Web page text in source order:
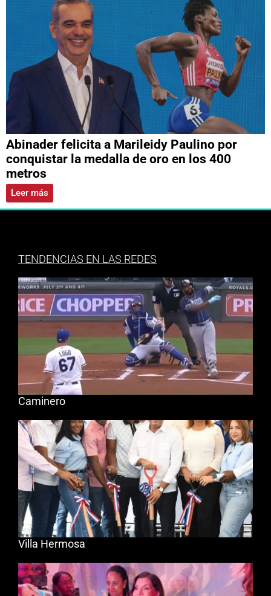
Abinader felicita a Marileidy Paulino por
conquistar la medalla de oro en los 400
metros
Leer más
TENDENCIAS EN LAS REDES
Caminero
Villa Hermosa